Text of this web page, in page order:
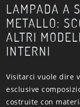
LAMPADA A
METALLO:
ALTRI
INTERNI
Visitarci vuole dire
esclusive
costruite con